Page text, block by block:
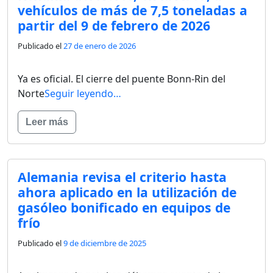
vehículos de más de 7,5 toneladas a
partir del 9 de febrero de 2026
Publicado el27 de enero de 2026
Ya es oficial. El cierre del puente Bonn-Rin del
NorteSeguir leyendo…
Leer más
Alemania revisa el criterio hasta
ahora aplicado en la utilización de
gasóleo bonificado en equipos de
frío
Publicado el9 de diciembre de 2025